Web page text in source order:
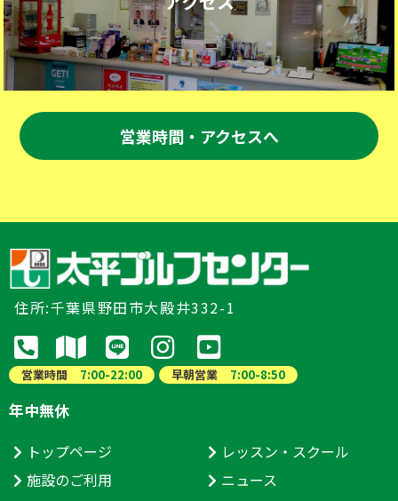
営業時間・アクセスへ
住所:千葉県野田市大殿井332-1
営業時間 7:00-22:00 早朝営業 7:00-8:50
年中無休
トップページ
施設のご利用
レッスン・スクール
ニュース